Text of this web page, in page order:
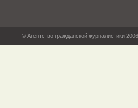
© Агентство гражданской журналистики